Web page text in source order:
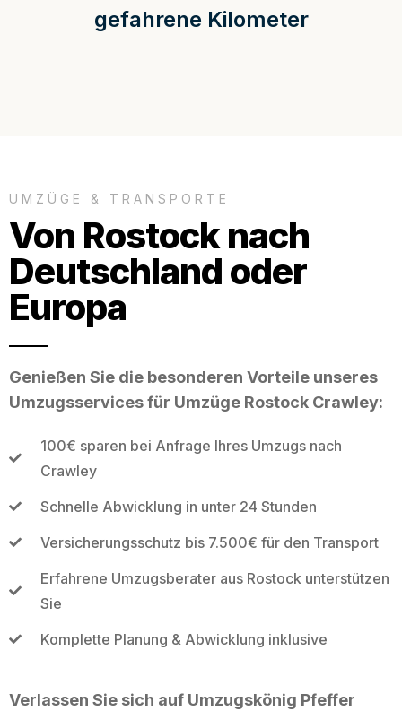
gefahrene Kilometer
UMZÜGE & TRANSPORTE
Von Rostock nach
Deutschland oder
Europa
Genießen Sie die besonderen Vorteile unseres
Umzugsservices für Umzüge Rostock Crawley:
100€ sparen bei Anfrage Ihres Umzugs nach
Crawley
Schnelle Abwicklung in unter 24 Stunden
Versicherungsschutz bis 7.500€ für den Transport
Erfahrene Umzugsberater aus Rostock unterstützen
Sie
Komplette Planung & Abwicklung inklusive
Verlassen Sie sich auf Umzugskönig Pfeffer